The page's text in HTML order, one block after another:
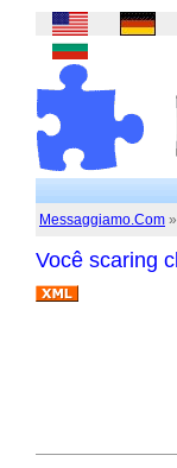
Messaggiamo.Com »
Você scaring